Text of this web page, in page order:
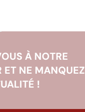
À NOTRE
ET NE MANQUEZ
!